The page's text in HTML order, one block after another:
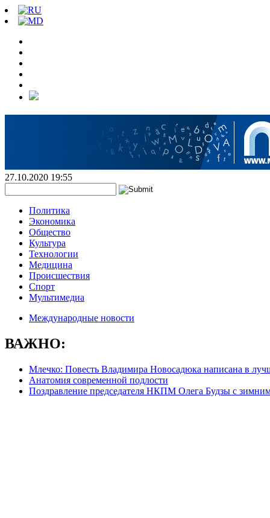
27.10.2020 19:55
Политика
Экономика
Общество
Культура
Технологии
Медицина
Происшествия
Спорт
Мультимедиа
Международные новости
ВАЖНО:
Млечко: Повесть Владимира Новосадюка написана в
Анатомия современной подлости
Поздравление председателя НКПМ Олега Будзы с